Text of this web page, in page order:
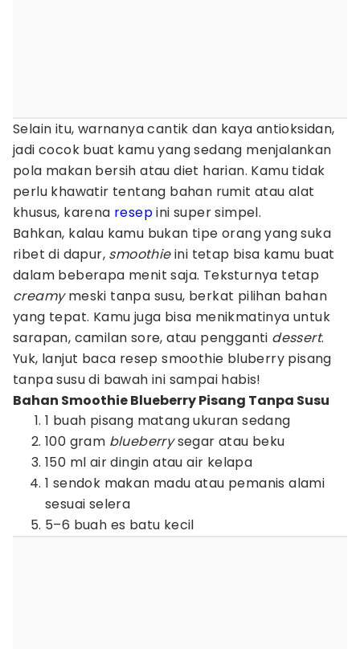
Selain itu, warnanya cantik dan kaya antioksidan,
jadi cocok buat kamu yang sedang menjalankan
pola makan bersih atau diet harian. Kamu tidak
perlu khawatir tentang bahan rumit atau alat
khusus, karena resepini super simpel.
Bahkan, kalau kamu bukan tipe orang yang suka
ribet di dapur, smoothieini tetap bisa kamu buat
dalam beberapa menit saja. Teksturnya tetap
creamymeski tanpa susu, berkat pilihan bahan
yang tepat. Kamu juga bisa menikmatinya untuk
sarapan, camilan sore, atau pengganti dessert.
Yuk, lanjut baca resep smoothie bluberry pisang
tanpa susu di bawah ini sampai habis!
Bahan Smoothie Blueberry Pisang Tanpa Susu
1 buah pisang matang ukuran sedang
100 gram blueberrysegar atau beku
150 ml air dingin atau air kelapa
1 sendok makan madu atau pemanis alami
sesuai selera
5–6 buah es batu kecil